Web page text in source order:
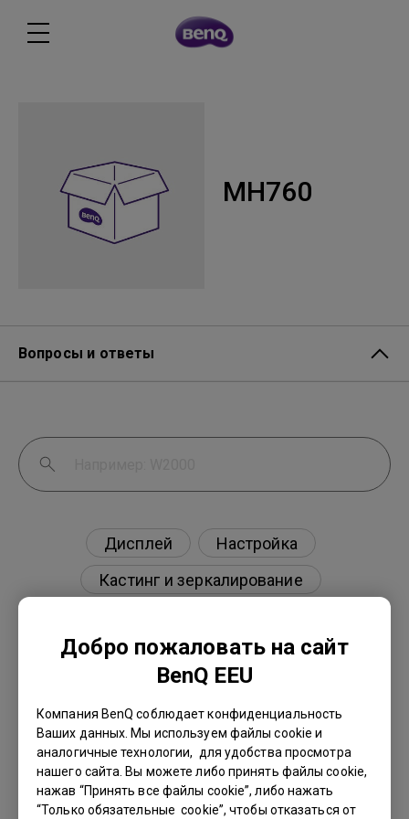
Добро пожаловать на сайт
BenQ EEU
Компания BenQ соблюдает конфиденциальность
Ваших данных. Мы используем файлы cookie и
аналогичные технологии, для удобства просмотра
нашего сайта. Вы можете либо принять файлы cookie,
нажав “Принять все файлы cookie”, либо нажать
“Только обязательные cookie”, чтобы отказаться от
MH760
Вопросы и ответы
Дисплей
Настройка
Кастинг и зеркалирование
Есть ли проектор, поддерживающий
просмотр фильмов Blu-ray 3D в пассивных
поляризованных очках, как на моем
телевизоре?